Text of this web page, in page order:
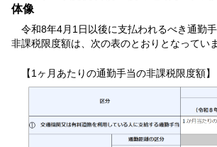
体像
令和8年4月1日以後に支払われるべき通勤
非課税限度額は、次の表のとおりとなっていま
【1ヶ月あたりの通勤手当の非課税限度額】